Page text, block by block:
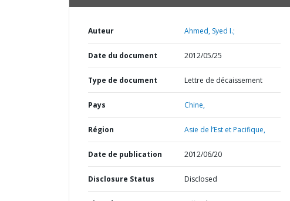
Auteur Ahmed, Syed I.;
Date du document 2012/05/25
Type de document Lettre de décaissement
Pays Chine,
Région Asie de l’Est et Pacifique,
Date de publication 2012/06/20
Disclosure Status Disclosed